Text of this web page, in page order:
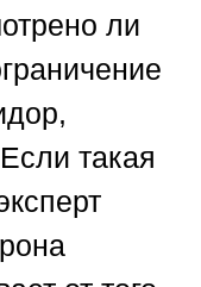
ли
такая